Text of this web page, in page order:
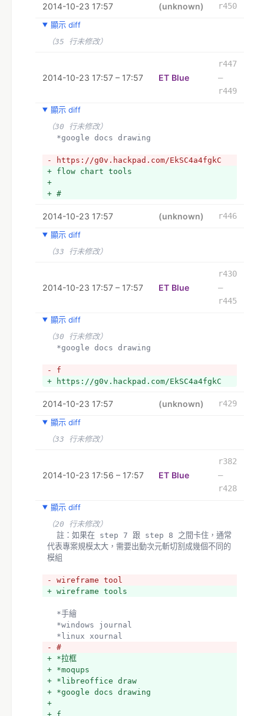
（3 行未修改）
代表專案規模太大，需要出動次元斬切割成幾個不同的
模組
+ wireframe / flow chart tools
（5 行未修改）
- flow chart tools
- #
+ k
2014-10-23 17:57 (unknown)
r450
顯示 diff
（35 行未修改）
2014-10-23 17:57 – 17:57 ET Blue
r447
–
r449
顯示 diff
（30 行未修改）
  *google docs drawing
- https://g0v.hackpad.com/EkSC4a4fgkC
+ flow chart tools
+
+ #
2014-10-23 17:57 (unknown)
r446
顯示 diff
（33 行未修改）
2014-10-23 17:57 – 17:57 ET Blue
r430
–
r445
顯示 diff
（30 行未修改）
  *google docs drawing
- f
+ https://g0v.hackpad.com/EkSC4a4fgkC
2014-10-23 17:57 (unknown)
r429
顯示 diff
（33 行未修改）
2014-10-23 17:56 – 17:57 ET Blue
r382
–
r428
顯示 diff
（20 行未修改）
代表專案規模太大，需要出動次元斬切割成幾個不同的
模組
- wireframe tool
+ wireframe tools
  *手繪
  *windows journal
  *linux xournal
- #
+ *拉框
+ *moqups
+ *libreoffice draw
+ *google docs drawing
+